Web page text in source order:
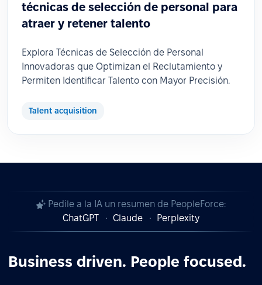
técnicas de selección de personal para
atraer y retener talento
Explora Técnicas de Selección de Personal
Innovadoras que Optimizan el Reclutamiento y
Permiten Identificar Talento con Mayor Precisión.
Talent acquisition
Pedile a la IA un resumen de PeopleForce:
ChatGPT
Claude Perplexity
Business driven. People focused.